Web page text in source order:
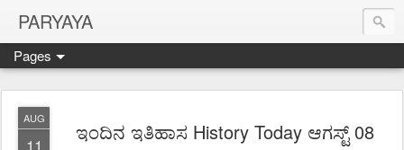
PARYAYA
Pages
AUG
11
ಇಂದಿನ ಇತಿಹಾಸ History Today ಆಗಸ್ಟ್ 08